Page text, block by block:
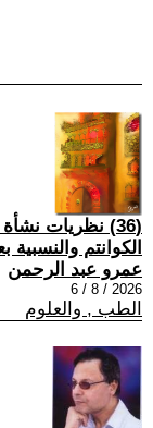
(36) نظريات
الكوانتم والنسبية
عمرو عبد الرحمن
2026 / 8 / 6
الطب , والعلوم